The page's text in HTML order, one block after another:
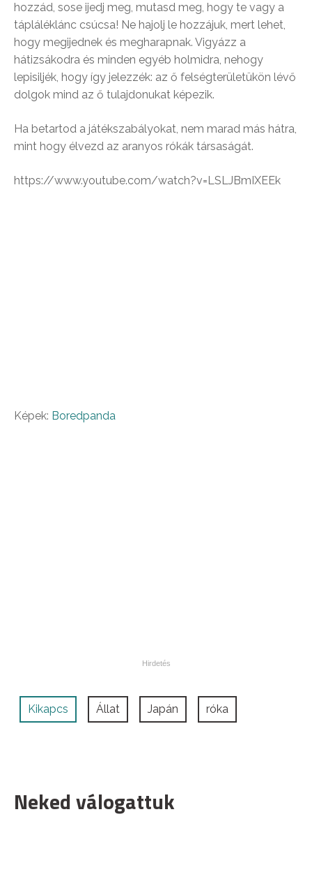
hozzád, sose ijedj meg, mutasd meg, hogy te vagy a
tápláléklánc csúcsa! Ne hajolj le hozzájuk, mert lehet,
hogy megijednek és megharapnak. Vigyázz a
hátizsákodra és minden egyéb holmidra, nehogy
lepisiljék, hogy így jelezzék: az ő felségterületükön lévő
dolgok mind az ő tulajdonukat képezik.
Ha betartod a játékszabályokat, nem marad más hátra,
mint hogy élvezd az aranyos rókák társaságát.
https://www.youtube.com/watch?v=LSLJBmIXEEk
Képek: Boredpanda
Kikapcs Állat Japán róka
Neked válogattuk